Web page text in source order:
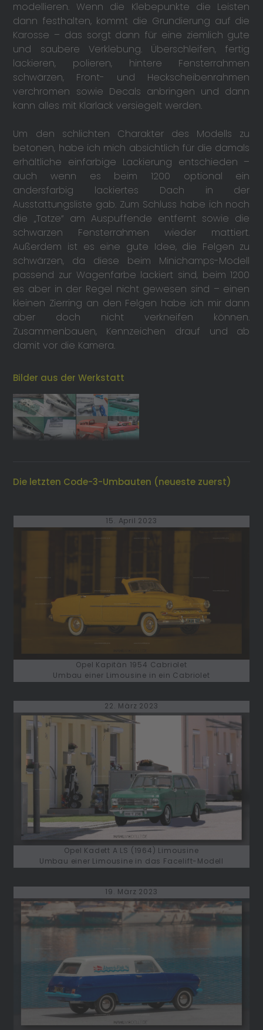
modellieren. Wenn die Klebepunkte die Leisten
dann festhalten, kommt die Grundierung auf die
Karosse – das sorgt dann für eine ziemlich gute
und saubere Verklebung. Überschleifen, fertig
lackieren, polieren, hintere Fensterrahmen
schwärzen, Front- und Heckscheibenrahmen
verchromen sowie Decals anbringen und dann
kann alles mit Klarlack versiegelt werden.
Um den schlichten Charakter des Modells zu
betonen, habe ich mich absichtlich für die damals
erhältliche einfarbige Lackierung entschieden –
auch wenn es beim 1200 optional ein
andersfarbig lackiertes Dach in der
Ausstattungsliste gab. Zum Schluss habe ich noch
die „Tatze“ am Auspuffende entfernt sowie die
schwarzen Fensterrahmen wieder mattiert.
Außerdem ist es eine gute Idee, die Felgen zu
schwärzen, da diese beim Minichamps-Modell
passend zur Wagenfarbe lackiert sind, beim 1200
es aber in der Regel nicht gewesen sind – einen
kleinen Zierring an den Felgen habe ich mir dann
aber doch nicht verkneifen können.
Zusammenbauen, Kennzeichen drauf und ab
damit vor die Kamera.
Bilder aus der Werkstatt
Die letzten Code-3-Umbauten (neueste zuerst)
15. April 2023
Opel Kapitän 1954 Cabriolet
Umbau einer Limousine in ein Cabriolet
22. März 2023
Opel Kadett A LS (1964) Limousine
Umbau einer Limousine in das Facelift-Modell
19. März 2023